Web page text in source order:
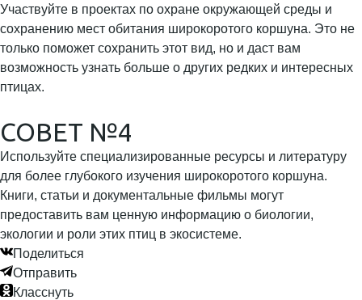
Участвуйте в проектах по охране окружающей среды и
сохранению мест обитания широкоротого коршуна. Это не
только поможет сохранить этот вид, но и даст вам
возможность узнать больше о других редких и интересных
птицах.
СОВЕТ №4
Используйте специализированные ресурсы и литературу
для более глубокого изучения широкоротого коршуна.
Книги, статьи и документальные фильмы могут
предоставить вам ценную информацию о биологии,
экологии и роли этих птиц в экосистеме.
Поделиться
Отправить
Класснуть